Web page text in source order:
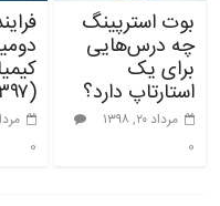
بوت استرپینگ
چه درس‌هایی
برای یک
استارتاپ دارد؟
مرداد ۲۰, ۱۳۹۸
0
(۱۳۹۷)
مرداد
0